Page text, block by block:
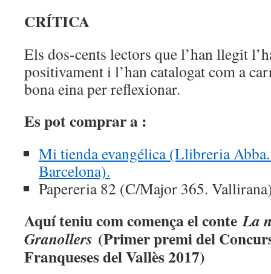
CRÍTICA
Els dos-cents lectors que l’han llegit
positivament i l’han catalogat com a
bona eina per reflexionar.
Es pot comprar a :
Mi tienda evangélica (Llibreria
Barcelona).
Papereria 82 (C/Major 365.
Aquí teniu com comença el conteLa
Granollers (Primer premi del
Franqueses del Vallès 2017)